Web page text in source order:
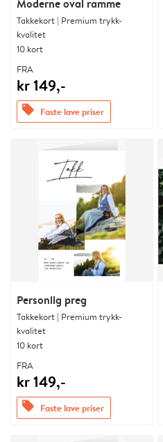
Moderne oval ramme
Takkekort | Premium trykk-
kvalitet
10 kort
FRA
kr 149,-
offers Faste lave priser
Personlig preg
Takkekort | Premium trykk-
kvalitet
10 kort
FRA
kr 149,-
offers Faste lave priser